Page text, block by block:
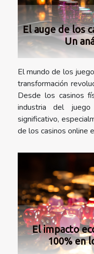
El auge de los
Un
El mundo de los
transformación
Desde los casinos
industria del
significativo,
de los casinos online
El impacto
100% en